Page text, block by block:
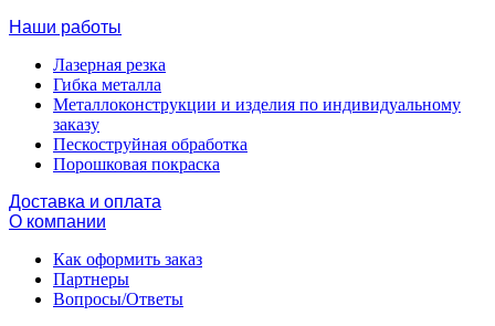
Наши работы
Лазерная резка
Гибка металла
Металлоконструкции и изделия по индивидуальному
заказу
Пескоструйная обработка
Порошковая покраска
Доставка и оплата
О компании
Как оформить заказ
Партнеры
Вопросы/Ответы